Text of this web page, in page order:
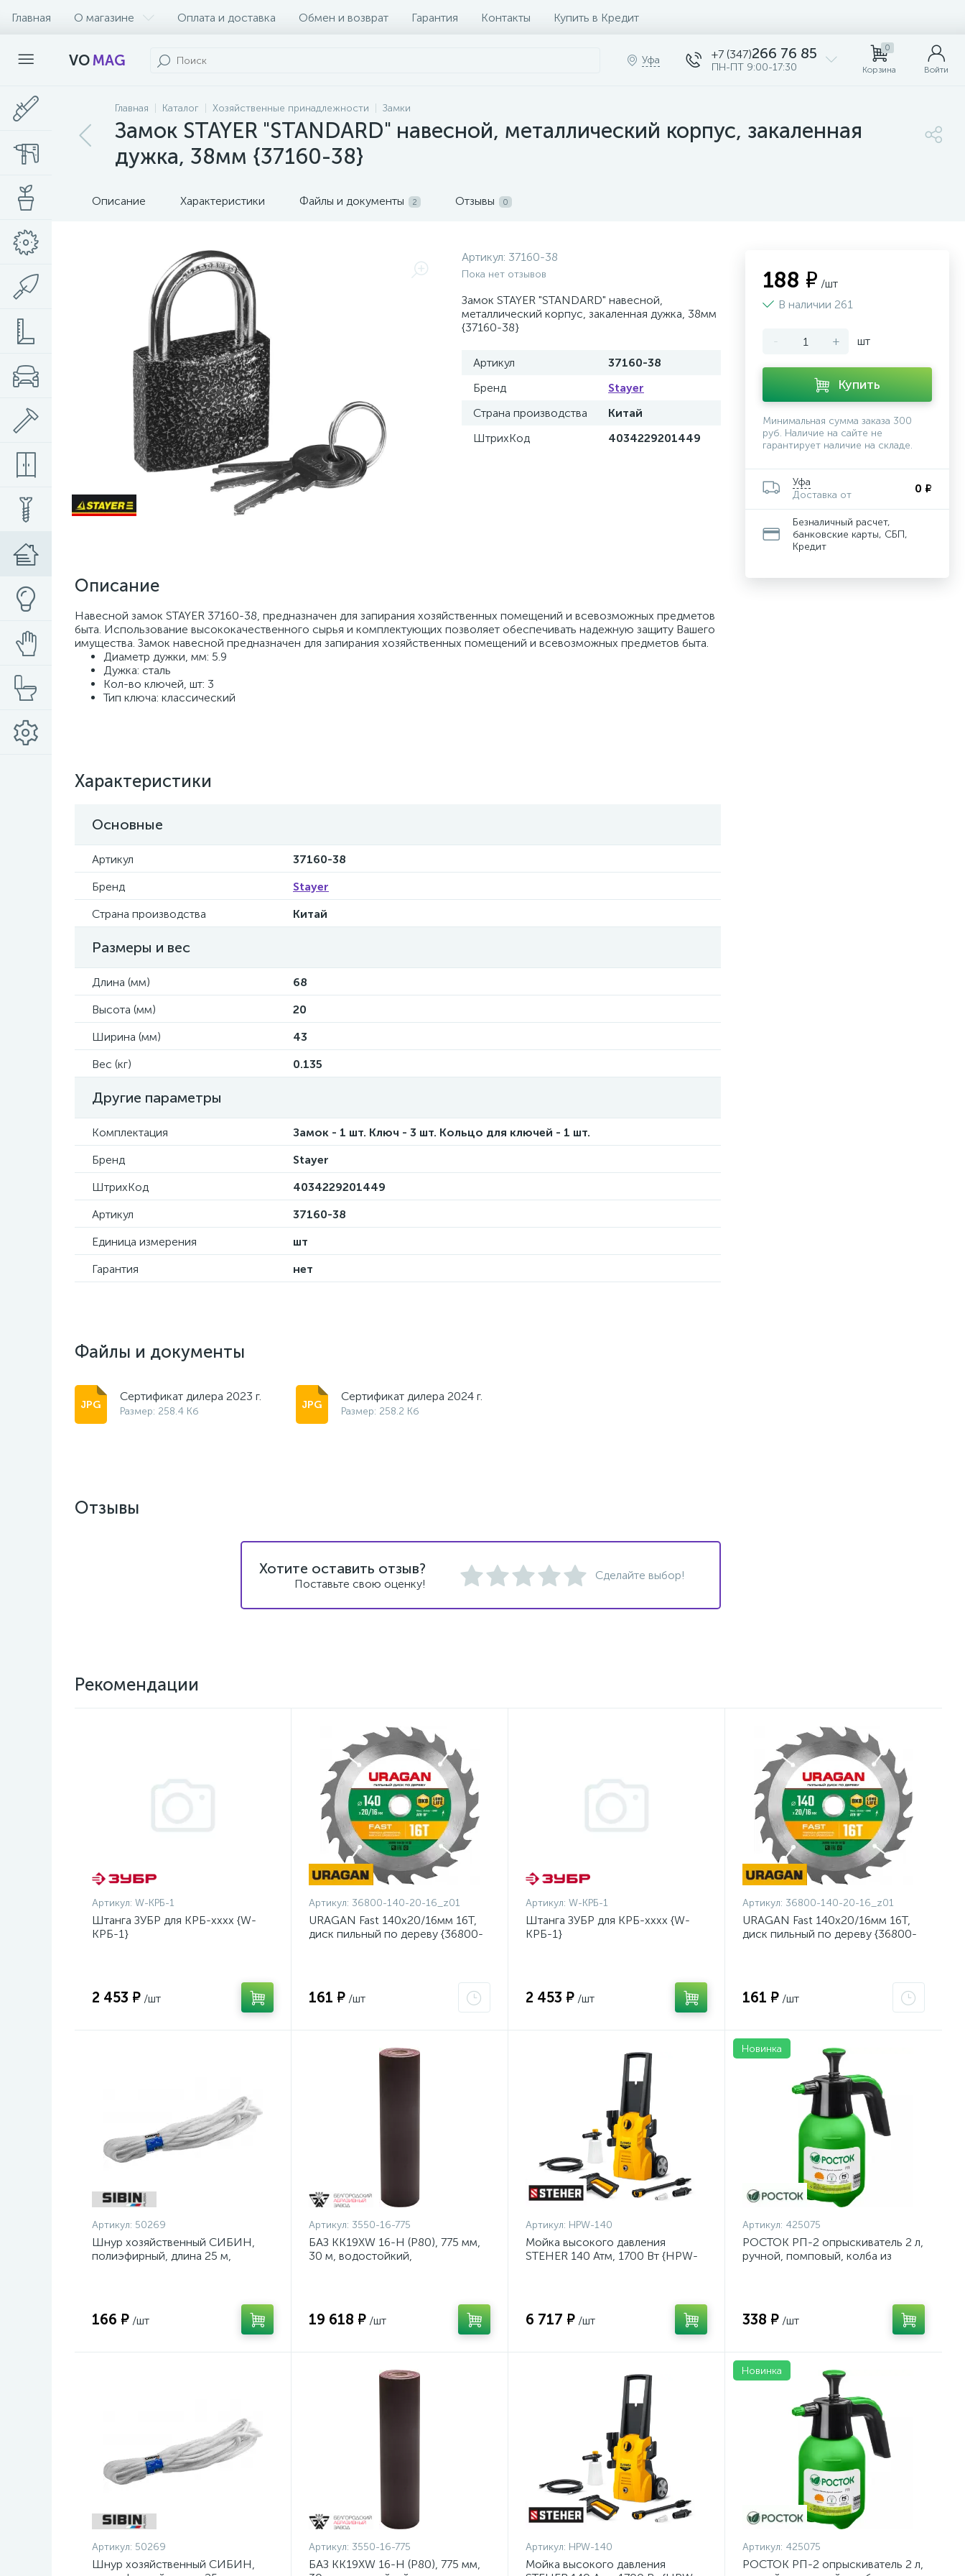
Главная О магазине Оплата и доставка Обмен и возврат Гарантия Контакты Купить в Кредит
VOMAG Уфа +7 (347)266 76 85
ПН-ПТ 9:00-17:30
0
Корзина Войти
Главная Каталог Хозяйственные принадлежности Замки
Замок STAYER "STANDARD" навесной, металлический корпус, закаленная
дужка, 38мм {37160-38}
Описание Характеристики Файлы и документы 2 Отзывы 0
Артикул: 37160-38
Пока нет отзывов
Замок STAYER "STANDARD" навесной,
металлический корпус, закаленная дужка, 38мм
{37160-38}
Артикул
37160-38
Бренд
Stayer
Страна производства
Китай
ШтрихКод
4034229201449
Описание
Навесной замок STAYER 37160-38, предназначен для запирания хозяйственных помещений и всевозможных предметов
быта. Использование высококачественного сырья и комплектующих позволяет обеспечивать надежную защиту Вашего
имущества. Замок навесной предназначен для запирания хозяйственных помещений и всевозможных предметов быта.
Диаметр дужки, мм: 5.9
Дужка: сталь
Кол-во ключей, шт: 3
Тип ключа: классический
Характеристики
Основные
Артикул
37160-38
Бренд
Stayer
Страна производства
Китай
Размеры и вес
Длина (мм)
68
Высота (мм)
20
Ширина (мм)
43
Вес (кг)
0.135
Другие параметры
Комплектация
Замок - 1 шт. Ключ - 3 шт. Кольцо для ключей - 1 шт.
Бренд
Stayer
ШтрихКод
4034229201449
Артикул
37160-38
Единица измерения
шт
Гарантия
нет
Файлы и документы
Сертификат дилера 2023 г.
Размер: 258.4 Кб
Сертификат дилера 2024 г.
Размер: 258.2 Кб
188 ₽ /шт
В наличии 261
- + шт
Купить
Минимальная сумма заказа 300
руб. Наличие на сайте не
гарантирует наличие на складе.
Уфа
Доставка от
0 ₽
Безналичный расчет,
банковские карты, СБП,
Кредит
Отзывы
Хотите оставить отзыв?
Поставьте свою оценку!
Сделайте выбор!
Рекомендации
Артикул: W-КРБ-1
Штанга ЗУБР для КРБ-хххх {W-
КРБ-1}
2 453 ₽ /шт
Артикул: 36800-140-20-16_z01
URAGAN Fast 140x20/16мм 16Т,
диск пильный по дереву {36800-
161 ₽ /шт
Артикул: W-КРБ-1
Штанга ЗУБР для КРБ-хххх {W-
КРБ-1}
2 453 ₽ /шт
Артикул: 36800-140-20-16_z01
URAGAN Fast 140x20/16мм 16Т,
диск пильный по дереву {36800-
161 ₽ /шт
Артикул: 50269
Шнур хозяйственный СИБИН,
полиэфирный, длина 25 м,
166 ₽ /шт
Артикул: 3550-16-775
БАЗ KK19XW 16-H (Р80), 775 мм,
30 м, водостойкий,
19 618 ₽ /шт
Артикул: HPW-140
Мойка высокого давления
STEHER 140 Атм, 1700 Вт {HPW-
6 717 ₽ /шт
Новинка
Артикул: 425075
РОСТОК РП-2 опрыскиватель 2 л,
ручной, помповый, колба из
338 ₽ /шт
Артикул: 50269
Шнур хозяйственный СИБИН,
Артикул: 3550-16-775
БАЗ KK19XW 16-H (Р80), 775 мм,
Артикул: HPW-140
Мойка высокого давления
Новинка
Артикул: 425075
РОСТОК РП-2 опрыскиватель 2 л,